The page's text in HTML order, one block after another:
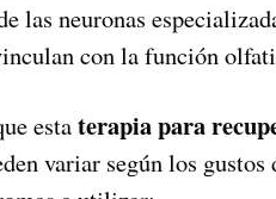
las neuronas
con la función
estaterapia para
variar según los